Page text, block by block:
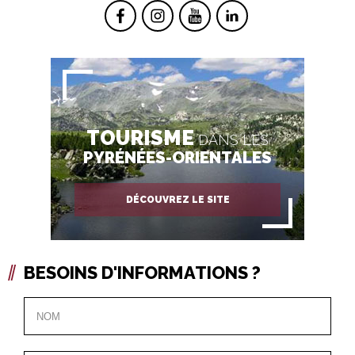
TOURISMEDANS LES
PYRÉNÉES-ORIENTALES
DÉCOUVREZ LE SITE
BESOINS D'INFORMATIONS ?